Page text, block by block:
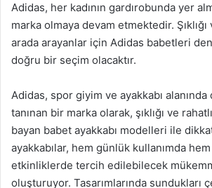
Adidas, her kadının gardırobunda yer
marka olmaya devam etmektedir. Şıklığı
arada arayanlar için Adidas babetleri
doğru bir seçim olacaktır.
Adidas, spor giyim ve ayakkabı alanında
tanınan bir marka olarak, şıklığı ve
bayan babet ayakkabı modelleri ile
ayakkabılar, hem günlük kullanımda
etkinliklerde tercih edilebilecek
oluşturuyor. Tasarımlarında sundukları